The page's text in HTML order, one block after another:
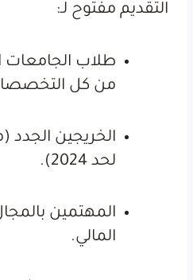
التقديم مفتوح لـ:
طلاب الجامعات
من كل
لحد 2024).
المهتمين
المالي.